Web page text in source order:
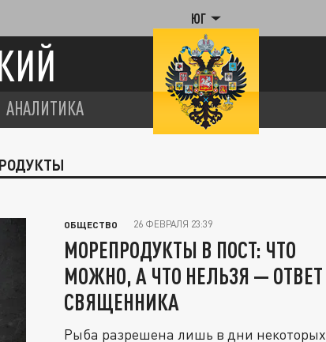
ЮГ
АНАЛИТИКА
ОБЩЕСТВО 26 ФЕВРАЛЯ 23:39
МОРЕПРОДУКТЫ В ПОСТ: ЧТО
МОЖНО, А ЧТО НЕЛЬЗЯ — ОТВЕТ
СВЯЩЕННИКА
Рыба разрешена лишь в дни некоторых